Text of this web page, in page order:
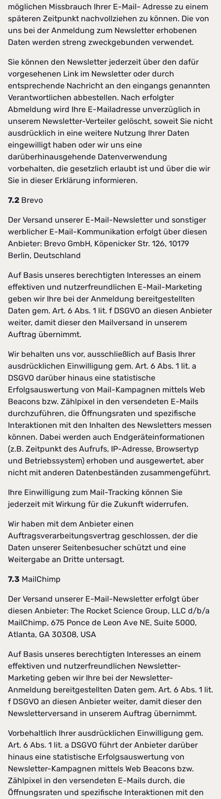
möglichen Missbrauch Ihrer E-Mail- Adresse zu einem
späteren Zeitpunkt nachvollziehen zu können. Die von
uns bei der Anmeldung zum Newsletter erhobenen
Daten werden streng zweckgebunden verwendet.
Sie können den Newsletter jederzeit über den dafür
vorgesehenen Link im Newsletter oder durch
entsprechende Nachricht an den eingangs genannten
Verantwortlichen abbestellen. Nach erfolgter
Abmeldung wird Ihre E-Mailadresse unverzüglich in
unserem Newsletter-Verteiler gelöscht, soweit Sie nicht
ausdrücklich in eine weitere Nutzung Ihrer Daten
eingewilligt haben oder wir uns eine
darüberhinausgehende Datenverwendung
vorbehalten, die gesetzlich erlaubt ist und über die wir
Sie in dieser Erklärung informieren.
7.2 Brevo
Der Versand unserer E-Mail-Newsletter und sonstiger
werblicher E-Mail-Kommunikation erfolgt über diesen
Anbieter: Brevo GmbH, Köpenicker Str. 126, 10179
Berlin, Deutschland
Auf Basis unseres berechtigten Interesses an einem
effektiven und nutzerfreundlichen E-Mail-Marketing
geben wir Ihre bei der Anmeldung bereitgestellten
Daten gem. Art. 6 Abs. 1 lit. f DSGVO an diesen Anbieter
weiter, damit dieser den Mailversand in unserem
Auftrag übernimmt.
Wir behalten uns vor, ausschließlich auf Basis Ihrer
ausdrücklichen Einwilligung gem. Art. 6 Abs. 1 lit. a
DSGVO darüber hinaus eine statistische
Erfolgsauswertung von Mail-Kampagnen mittels Web
Beacons bzw. Zählpixel in den versendeten E-Mails
durchzuführen, die Öffnungsraten und spezifische
Interaktionen mit den Inhalten des Newsletters messen
können. Dabei werden auch Endgeräteinformationen
(z.B. Zeitpunkt des Aufrufs, IP-Adresse, Browsertyp
und Betriebssystem) erhoben und ausgewertet, aber
nicht mit anderen Datenbeständen zusammengeführt.
Ihre Einwilligung zum Mail-Tracking können Sie
jederzeit mit Wirkung für die Zukunft widerrufen.
Wir haben mit dem Anbieter einen
Auftragsverarbeitungsvertrag geschlossen, der die
Daten unserer Seitenbesucher schützt und eine
Weitergabe an Dritte untersagt.
7.3 MailChimp
Der Versand unserer E-Mail-Newsletter erfolgt über
diesen Anbieter: The Rocket Science Group, LLC d/b/a
MailChimp, 675 Ponce de Leon Ave NE, Suite 5000,
Atlanta, GA 30308, USA
Auf Basis unseres berechtigten Interesses an einem
effektiven und nutzerfreundlichen Newsletter-
Marketing geben wir Ihre bei der Newsletter-
Anmeldung bereitgestellten Daten gem. Art. 6 Abs. 1 lit.
f DSGVO an diesen Anbieter weiter, damit dieser den
Newsletterversand in unserem Auftrag übernimmt.
Vorbehaltlich Ihrer ausdrücklichen Einwilligung gem.
Art. 6 Abs. 1 lit. a DSGVO führt der Anbieter darüber
hinaus eine statistische Erfolgsauswertung von
Newsletter-Kampagnen mittels Web Beacons bzw.
Zählpixel in den versendeten E-Mails durch, die
Öffnungsraten und spezifische Interaktionen mit den